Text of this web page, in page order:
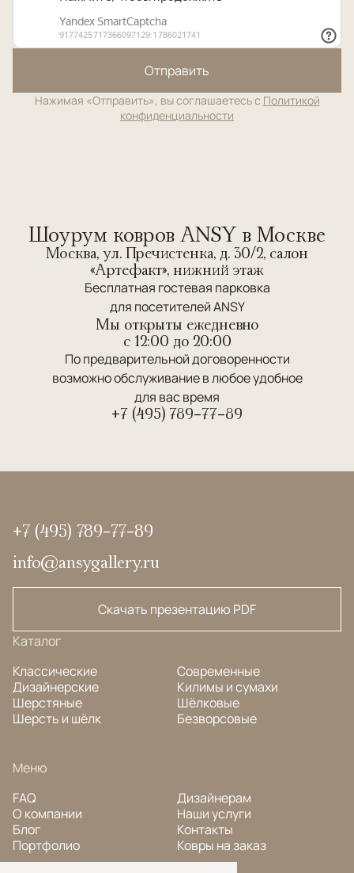
Отправить
Нажимая «Отправить», вы соглашаетесь с Политикой
конфиденциальности
Шоурум ковров ANSY в Москве
Москва, ул. Пречистенка, д. 30/2, салон
«Артефакт», нижний этаж
Бесплатная гостевая парковка
для посетителей ANSY
Мы открыты ежедневно
c 12:00 до 20:00
По предварительной договоренности
возможно обслуживание в любое удобное
для вас время
+7 (495) 789-77-89
+7 (495) 789-77-89
info@ansygallery.ru
Скачать презентацию PDF
Каталог
Классические
Дизайнерские
Шерстяные
Шерсть и шёлк
Современные
Килимы и сумахи
Шёлковые
Безворсовые
Меню
FAQ
О компании
Блог
Портфолио
Дизайнерам
Наши услуги
Контакты
Ковры на заказ